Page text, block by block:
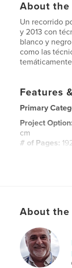
About the
Un recorrido
y 2013 con
blanco y
como las
Features
Primary
Project
cm
# of Pages:
About the